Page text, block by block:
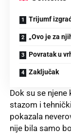
Trijumf
„Ovo je za
Povratak u
Zaključak
Dok su se
stazom i
pokazala
nije bila samo